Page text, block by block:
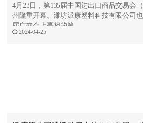
4月23日，第135届中国进出口商品交易会
州隆重开幕。潍坊派康塑料科技有限公司
届广交会上亮相的第
2024-04-25